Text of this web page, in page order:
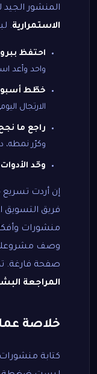
المنشور
الاستمرارية.
احتفظ
واحد وأعد
خطّط
الارتجال
راجع ما
وكرّر نمطه،
وحّد الأدوات
إن أردت تسريع
فريق التسويق
منشورات
وصف
صفحة فارغة.
المراجعة
خلاصة
كتابة منشورات